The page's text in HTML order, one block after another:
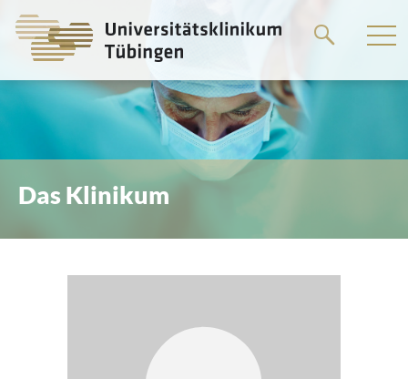
zum
Das Klinikum